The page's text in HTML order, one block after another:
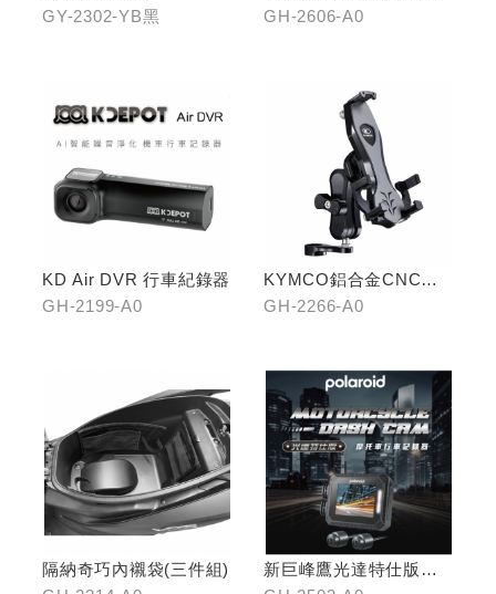
GY-2302-YB黑
機架
GH-2606-A0
KD Air DVR 行車紀錄器
GH-2199-A0
KYMCO鋁合金CNC減
震手機架
GH-2266-A0
隔納奇巧內襯袋(三件組)
新巨峰鷹光達特仕版行